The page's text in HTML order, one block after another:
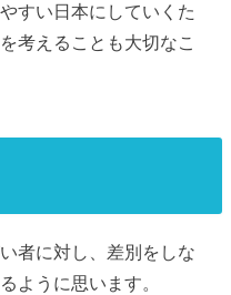
すい日本にしていくた
考えることも大切なこ
者に対し、差別をしな
ように思います。